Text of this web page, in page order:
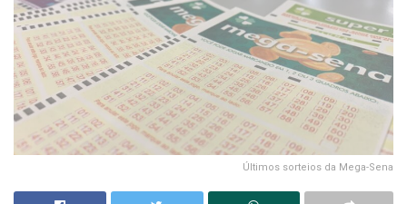
Últimos sorteios da Mega-Sena